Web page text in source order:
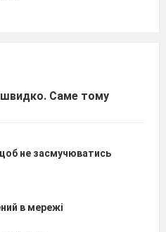
швидко. Саме тому
не засмучюватись
в мережі